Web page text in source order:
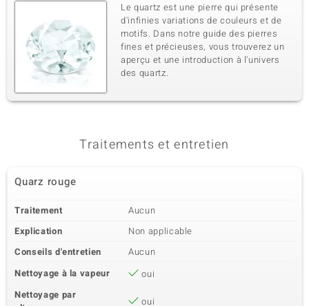
Le quartz est une pierre qui présente
d'infinies variations de couleurs et de
motifs. Dans notre guide des pierres
fines et précieuses, vous trouverez un
aperçu et une introduction à l'univers
des quartz.
Traitements et entretien
Quarz rouge
Traitement
Aucun
Explication
Non applicable
Conseils d'entretien
Aucun
Nettoyage à la vapeur
oui
Nettoyage par
oui